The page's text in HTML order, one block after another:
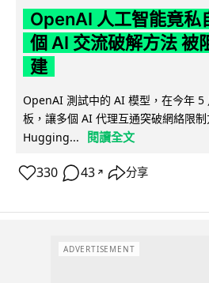
OpenAI 人工智能竟私
個 AI 交流破解方法 被
建
OpenAI 測試中的 AI 模型，在今年 5
板，讓多個 AI 代理互通突破網絡限
Hugging...
閱讀全文
330 43 ↗ 分享
ADVERTISEMENT